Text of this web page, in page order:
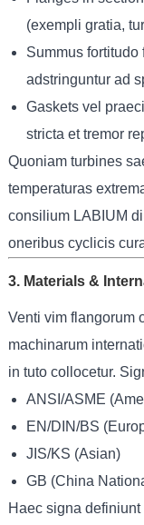
(exempli gratia,
Summus
adstringuntur ad
Gaskets vel
stricta et tremor
Quoniam turbines
temperaturas
consilium LABIUM
oneribus cyclicis
3. Materials &
Venti vim flangorum
machinarum
in tuto collocetur.
ANSI/ASME
EN/DIN/BS
JIS/KS (Asian)
GB (China
Haec signa